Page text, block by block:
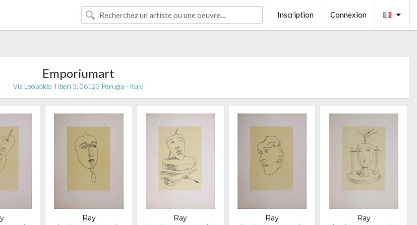
Inscription Connexion
Emporiumart
Via Leopoldo Tiberi 3, 06123 Perugia - Italy
Ray Ray Ray Ray